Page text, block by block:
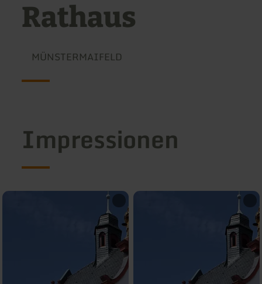
Rathaus
MÜNSTERMAIFELD
Impressionen